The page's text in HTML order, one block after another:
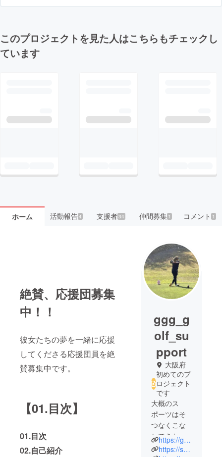
このプロジェクトを見た人はこちらもチェックし
ています
ホーム 活動報告4 支援者34 仲間募集 1 コメント 1
絶賛、応援団募集
中！！
彼女たちの夢を一緒に応援
してくださる応援団員を絶
賛募集中です。
【01.目次】
01.目次
02.自己紹介
ggg_g
olf_su
pport
大阪府
初めてのプ
ロジェクト
です
大概のス
ポーツはそ
つなくこな
してきたつ
もりだが、
https://ggg-golf.com/
https://support.ggg-golf.com/